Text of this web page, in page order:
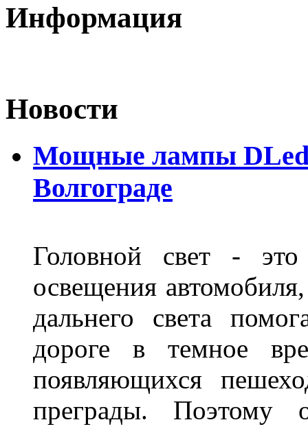
Информация
Новости
Мощные лампы DLed
Волгограде
Головной свет -
освещения
дальнего света
дороге в темное
появляющихся
преграды. Поэтому